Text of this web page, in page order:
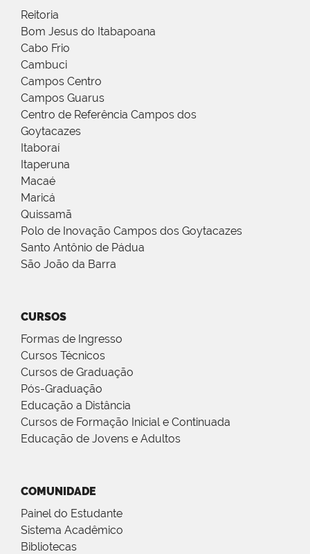
Reitoria
Bom Jesus do Itabapoana
Cabo Frio
Cambuci
Campos Centro
Campos Guarus
Centro de Referência Campos dos
Goytacazes
Itaboraí
Itaperuna
Macaé
Maricá
Quissamã
Polo de Inovação Campos dos Goytacazes
Santo Antônio de Pádua
São João da Barra
CURSOS
Formas de Ingresso
Cursos Técnicos
Cursos de Graduação
Pós-Graduação
Educação a Distância
Cursos de Formação Inicial e Continuada
Educação de Jovens e Adultos
COMUNIDADE
Painel do Estudante
Sistema Acadêmico
Bibliotecas